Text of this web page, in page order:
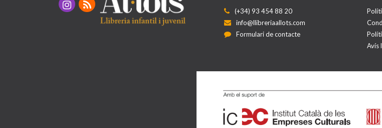
(+34) 93 454 88 20
info@llibreriaallots.com
Formulari de contacte
Avís